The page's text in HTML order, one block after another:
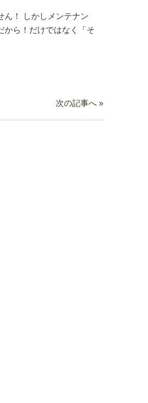
ん！ しかしメンテナン
から！だけではなく「そ
次の記事へ »